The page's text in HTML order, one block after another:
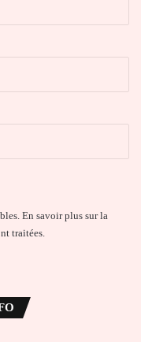
En savoir plus sur la
traitées